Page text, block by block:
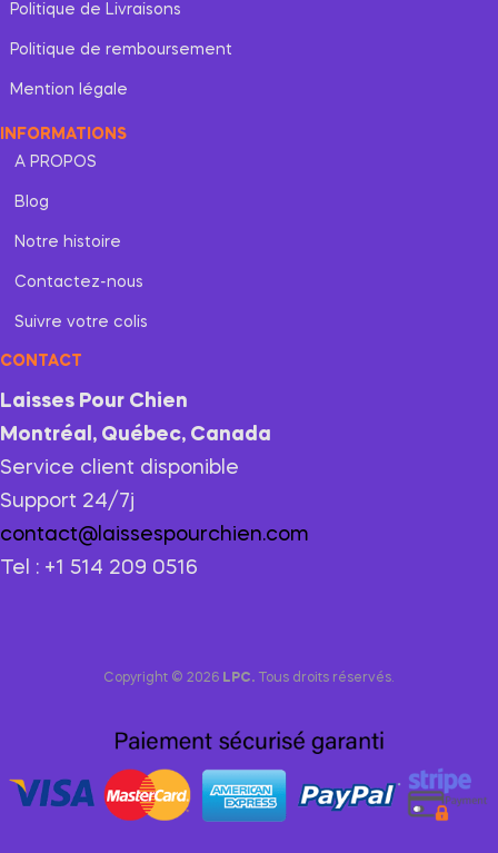
Politique de Livraisons
Politique de remboursement
Mention légale
INFORMATIONS
A PROPOS
Blog
Notre histoire
Contactez-nous
Suivre votre colis
CONTACT
Laisses Pour Chien
Montréal, Québec, Canada
Service client disponible
Support 24/7j
contact@laissespourchien.com
Tel : +1 514 209 0516
Copyright © 2026 LPC. Tous droits réservés.